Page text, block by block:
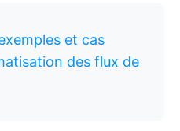
et cas
des flux de